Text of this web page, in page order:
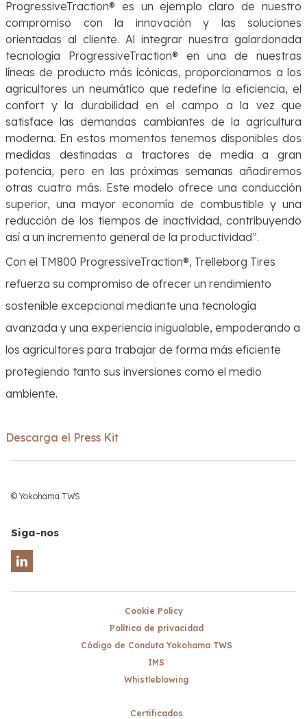
ProgressiveTraction® es un ejemplo claro de nuestro
compromiso con la innovación y las soluciones
orientadas al cliente. Al integrar nuestra galardonada
tecnología ProgressiveTraction® en una de nuestras
líneas de producto más icónicas, proporcionamos a los
agricultores un neumático que redefine la eficiencia, el
confort y la durabilidad en el campo a la vez que
satisface las demandas cambiantes de la agricultura
moderna. En estos momentos tenemos disponibles dos
medidas destinadas a tractores de media a gran
potencia, pero en las próximas semanas añadiremos
otras cuatro más. Este modelo ofrece una conducción
superior, una mayor economía de combustible y una
reducción de los tiempos de inactividad, contribuyendo
así a un incremento general de la productividad”.
Con el TM800 ProgressiveTraction®, Trelleborg Tires
refuerza su compromiso de ofrecer un rendimiento
sostenible excepcional mediante una tecnología
avanzada y una experiencia inigualable, empoderando a
los agricultores para trabajar de forma más eficiente
protegiendo tanto sus inversiones como el medio
ambiente.
Descarga el Press Kit
© Yokohama TWS
Siga-nos
Cookie Policy
Política de privacidad
Código de Conduta Yokohama TWS
IMS
Whistleblowing
Certificados